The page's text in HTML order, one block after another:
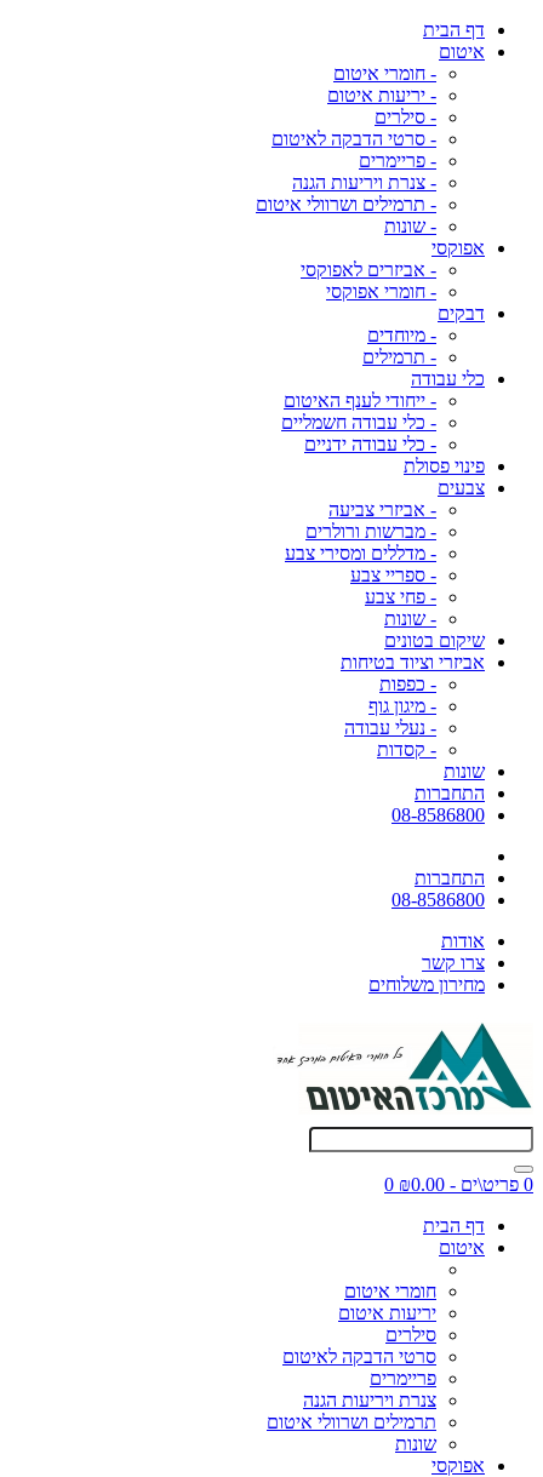
דף הבית
איטום
- חומרי איטום
- יריעות איטום
- סילרים
- סרטי הדבקה לאיטום
- פריימרים
- צנרת ויריעות הגנה
- תרמילים ושרוולי איטום
- שונות
אפוקסי
- אביזרים לאפוקסי
- חומרי אפוקסי
דבקים
- מיוחדים
- תרמילים
כלי עבודה
- ייחודי לענף האיטום
- כלי עבודה חשמליים
- כלי עבודה ידניים
פינוי פסולת
צבעים
- אביזרי צביעה
- מברשות ורולרים
- מדללים ומסירי צבע
- ספריי צבע
- פחי צבע
- שונות
שיקום בטונים
אביזרי וציוד בטיחות
- כפפות
- מיגון גוף
- נעלי עבודה
- קסדות
שונות
התחברות
08-8586800
התחברות
08-8586800
אודות
צרו קשר
מחירון משלוחים
0 פריט\ים - ₪0.00
0
דף הבית
איטום
חומרי איטום
יריעות איטום
סילרים
סרטי הדבקה לאיטום
פריימרים
צנרת ויריעות הגנה
תרמילים ושרוולי איטום
שונות
אפוקסי